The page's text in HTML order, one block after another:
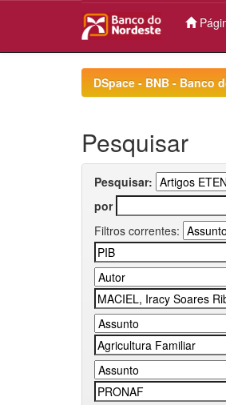
DSpace - BNB - Banco
Pesquisar
Pesquisar:
por
Filtros correntes: